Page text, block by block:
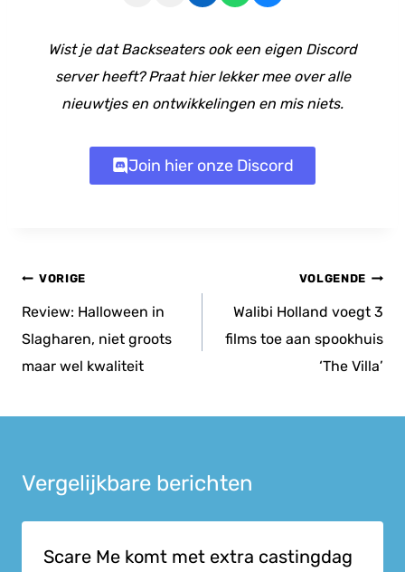
Wist je dat Backseaters ook een eigen Discord
server heeft? Praat hier lekker mee over alle
nieuwtjes en ontwikkelingen en mis niets.
Join hier onze Discord
Bericht
navigatie
VORIGE
Review: Halloween in
Slagharen, niet groots
maar wel kwaliteit
VOLGENDE
Walibi Holland voegt 3
films toe aan spookhuis
‘The Villa’
Vergelijkbare berichten
Scare Me komt met extra castingdag